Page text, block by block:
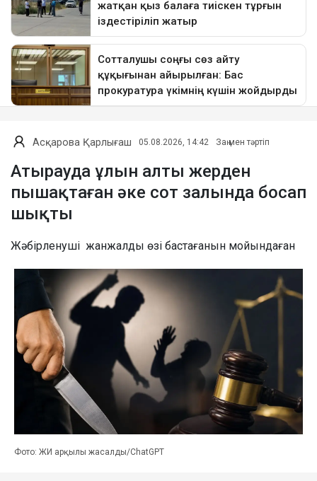
Асқарова Қарлығаш 05.08.2026, 14:42 Заң мен тәртіп
Атырауда ұлын алты жерден
пышақтаған әке сот залында босап
шықты
Жәбірленуші жанжалды өзі бастағанын мойындаған
Фото: ЖИ арқылы жасалды/ChatGPT